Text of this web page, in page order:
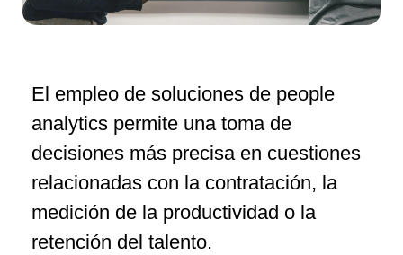
El empleo de soluciones de people
analytics permite una toma de
decisiones más precisa en cuestiones
relacionadas con la contratación, la
medición de la productividad o la
retención del talento.